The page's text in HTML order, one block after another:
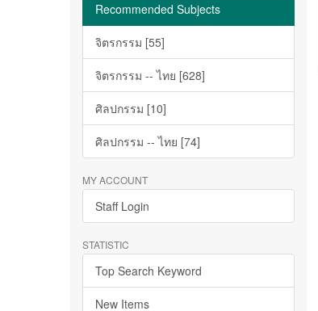
Recommended Subjects
จิตรกรรม [55]
จิตรกรรม -- ไทย [628]
ศิลปกรรม [10]
ศิลปกรรม -- ไทย [74]
MY ACCOUNT
Staff Login
STATISTIC
Top Search Keyword
New Items